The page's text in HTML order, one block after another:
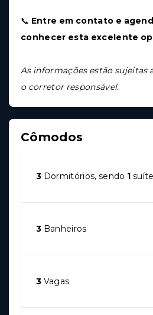
📞 Entre em contato e
conhecer esta excelente
As informações estão sujeitas
o corretor responsável.
Cômodos
3 Dormitórios, sendo 1 suíte
3 Banheiros
3 Vagas